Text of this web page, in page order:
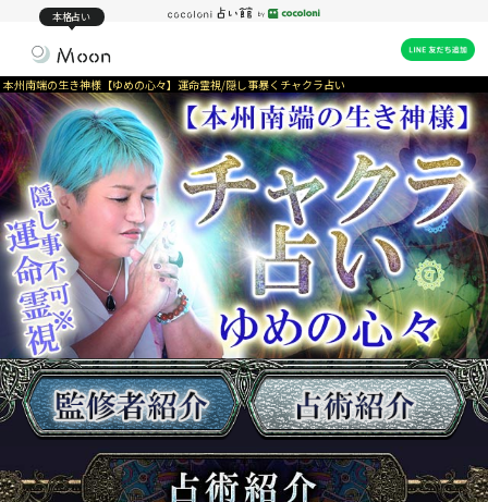
本格占い
本州南端の生き神様【ゆめの心々】運命霊視/隠し事暴くチャクラ占い